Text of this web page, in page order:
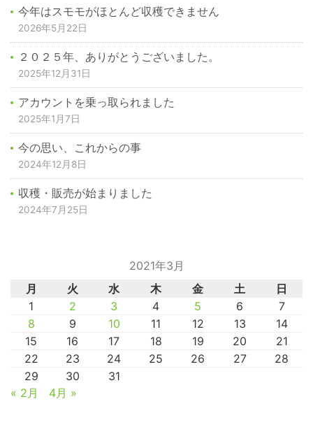
今年はスモモがほとんど収穫できません
2026年5月22日
２０２５年、ありがとうございました。
2025年12月31日
アカウントを乗っ取られました
2025年1月7日
今の思い、これからの事
2024年12月8日
収穫・販売が始まりました
2024年7月25日
2021年3月
月
火 水 木 金 土
日
1
2 3 4 5 6
7
8
9 10 11 12 13
14
15
16 17 18 19 20
21
22
23 24 25 26 27
28
29
30
31
« 2月
4月 »